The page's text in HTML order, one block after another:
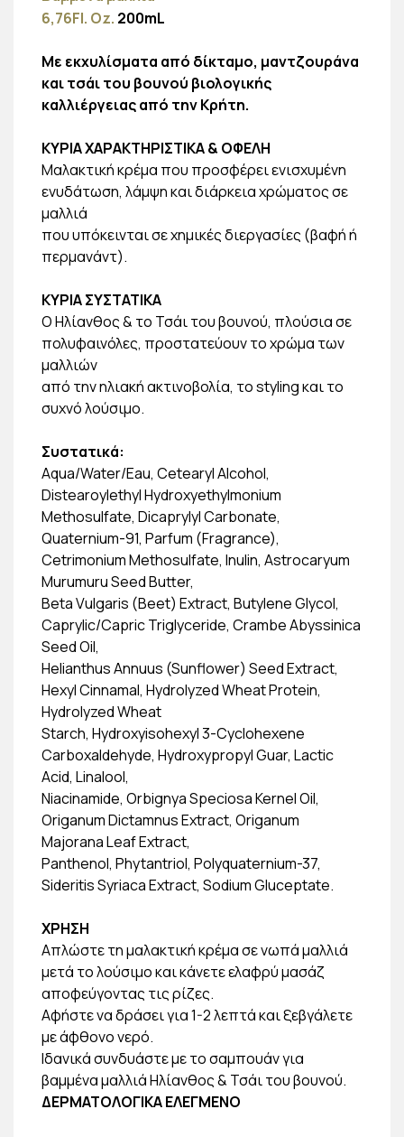
6,76Fl. Oz. 200mL
Με εκχυλίσματα από δίκταμο, μαντζουράνα
και τσάι του βουνού βιολογικής
καλλιέργειας από την Κρήτη.
ΚΥΡΙΑ ΧΑΡΑΚΤΗΡΙΣΤΙΚΑ & ΟΦΕΛΗ
Μαλακτική κρέμα που προσφέρει ενισχυμένη
ενυδάτωση, λάμψη και διάρκεια χρώματος σε
μαλλιά
που υπόκεινται σε χημικές διεργασίες (βαφή ή
περμανάντ).
ΚΥΡΙΑ ΣΥΣΤΑΤΙΚΑ
Ο Ηλίανθος & το Τσάι του βουνού, πλούσια σε
πολυφαινόλες, προστατεύουν το χρώμα των
μαλλιών
από την ηλιακή ακτινοβολία, τo styling και το
συχνό λούσιμο.
Συστατικά:
Aqua/Water/Eau, Cetearyl Alcohol,
Distearoylethyl Hydroxyethylmonium
Methosulfate, Dicaprylyl Carbonate,
Quaternium-91, Parfum (Fragrance),
Cetrimonium Methosulfate, Inulin, Astrocaryum
Murumuru Seed Butter,
Beta Vulgaris (Beet) Extract, Butylene Glycol,
Caprylic/Capric Triglyceride, Crambe Abyssinica
Seed Oil,
Helianthus Annuus (Sunflower) Seed Extract,
Hexyl Cinnamal, Hydrolyzed Wheat Protein,
Hydrolyzed Wheat
Starch, Hydroxyisohexyl 3-Cyclohexene
Carboxaldehyde, Hydroxypropyl Guar, Lactic
Acid, Linalool,
Niacinamide, Orbignya Speciosa Kernel Oil,
Origanum Dictamnus Extract, Origanum
Majorana Leaf Extract,
Panthenol, Phytantriol, Polyquaternium-37,
Sideritis Syriaca Extract, Sodium Gluceptate.
ΧΡΗΣΗ
Απλώστε τη μαλακτική κρέμα σε νωπά μαλλιά
μετά το λούσιμο και κάνετε ελαφρύ μασάζ
αποφεύγοντας τις ρίζες.
Αφήστε να δράσει για 1-2 λεπτά και ξεβγάλετε
με άφθονο νερό.
Ιδανικά συνδυάστε με το σαμπουάν για
βαμμένα μαλλιά Ηλίανθος & Τσάι του βουνού.
ΔΕΡΜΑΤΟΛΟΓΙΚΑ ΕΛΕΓΜΕΝΟ